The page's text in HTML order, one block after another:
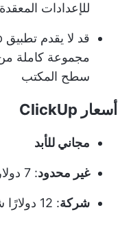
للإعدادات
مجموعة كاملة من
سطح المكتب
أسعار ClickUp
مجاني للأبد
غير محدود: 7 دولارات شهريًا لكل مستخدم
شركة: 12 دولارًا شهريًا لكل مستخدم